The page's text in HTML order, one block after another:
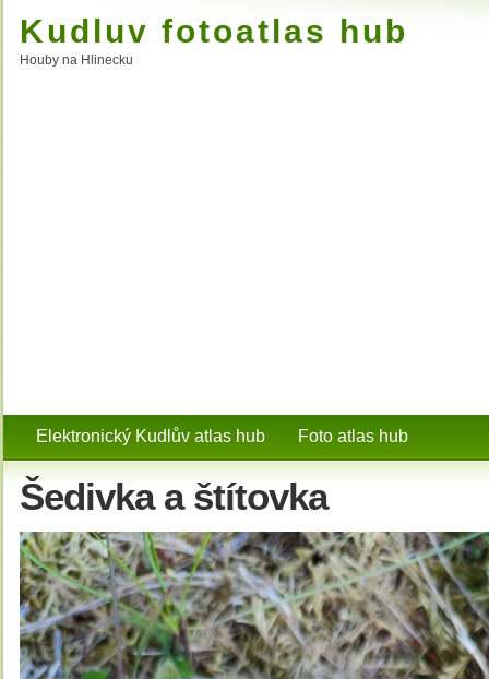
Kudluv fotoatlas hub
Houby na Hlinecku
Elektronický Kudlův atlas hub Foto atlas hub
Šedivka a štítovka